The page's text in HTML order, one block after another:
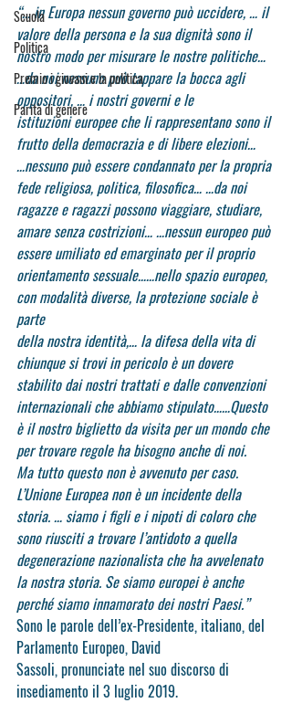
Scuola
Politica
Premio i giovani e la politica
Parità di genere
“… in Europa nessun governo può uccidere, … il
valore della persona e la sua dignità sono il
nostro modo per misurare le nostre politiche…
…da noi nessuno può tappare la bocca agli
oppositori, … i nostri governi e le
istituzioni europee che li rappresentano sono il
frutto della democrazia e di libere elezioni…
…nessuno può essere condannato per la propria
fede religiosa, politica, filosofica… …da noi
ragazze e ragazzi possono viaggiare, studiare,
amare senza costrizioni… …nessun europeo può
essere umiliato ed emarginato per il proprio
orientamento sessuale……nello spazio europeo,
con modalità diverse, la protezione sociale è
parte
della nostra identità,… la difesa della vita di
chiunque si trovi in pericolo è un dovere
stabilito dai nostri trattati e dalle convenzioni
internazionali che abbiamo stipulato……Questo
è il nostro biglietto da visita per un mondo che
per trovare regole ha bisogno anche di noi.
Ma tutto questo non è avvenuto per caso.
L’Unione Europea non è un incidente della
storia. … siamo i figli e i nipoti di coloro che
sono riusciti a trovare l’antidoto a quella
degenerazione nazionalista che ha avvelenato
la nostra storia. Se siamo europei è anche
perché siamo innamorato dei nostri Paesi.”
Sono le parole dell’ex-Presidente, italiano, del
Parlamento Europeo, David
Sassoli, pronunciate nel suo discorso di
insediamento il 3 luglio 2019.